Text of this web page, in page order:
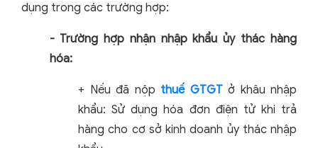
dụng trong các trường hợp:
- Trường hợp nhận nhập khẩu ủy thác hàng
hóa:
+ Nếu đã nộp thuế GTGTở khâu nhập
khẩu: Sử dụng hóa đơn điện tử khi trả
hàng cho cơ sở kinh doanh ủy thác nhập